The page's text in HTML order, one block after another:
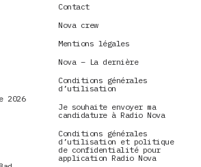
2026
Contact
Nova crew
Mentions légales
Nova – La dernière
Conditions générales
d’utilisation
Je souhaite envoyer ma
candidature à Radio Nova
Conditions générales
d’utilisation et politique
de confidentialité pour
application Radio Nova